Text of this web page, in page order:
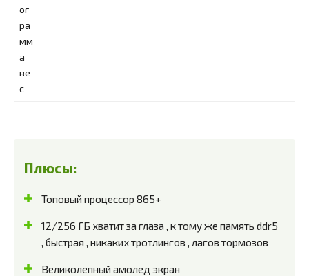
Плюсы:
Топовый процессор 865+
12/256 ГБ хватит за глаза , к тому же память ddr5
, быстрая , никаких тротлингов , лагов тормозов
Великолепный амолед экран